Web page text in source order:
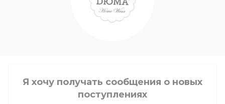
Я хочу получать сообщения о новых
поступлениях